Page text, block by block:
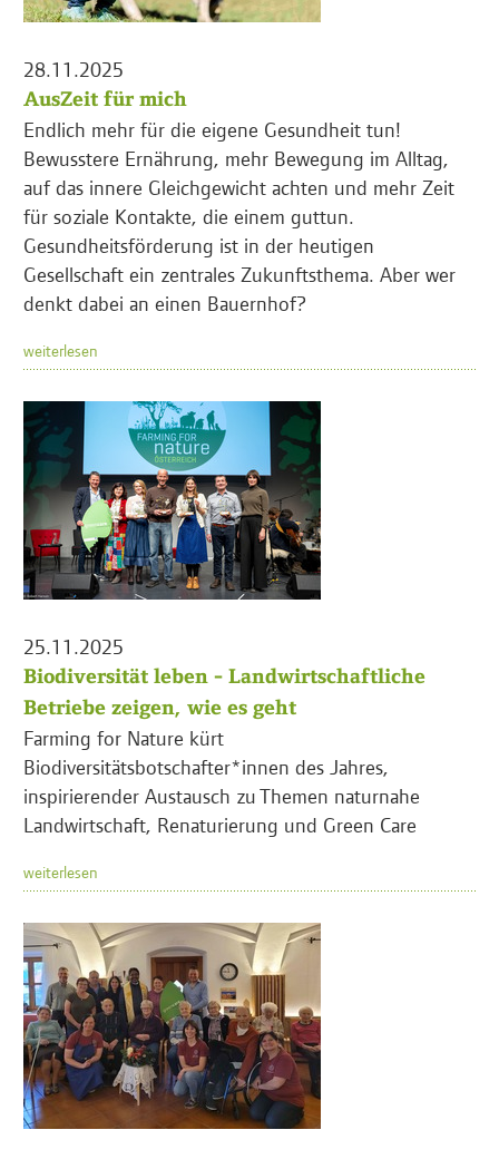
28.11.2025
AusZeit für mich
Endlich mehr für die eigene Gesundheit tun!
Bewusstere Ernährung, mehr Bewegung im Alltag,
auf das innere Gleichgewicht achten und mehr Zeit
für soziale Kontakte, die einem guttun.
Gesundheitsförderung ist in der heutigen
Gesellschaft ein zentrales Zukunftsthema. Aber wer
denkt dabei an einen Bauernhof?
weiterlesen
25.11.2025
Biodiversität leben - Landwirtschaftliche
Betriebe zeigen, wie es geht
Farming for Nature kürt
Biodiversitätsbotschafter*innen des Jahres,
inspirierender Austausch zu Themen naturnahe
Landwirtschaft, Renaturierung und Green Care
weiterlesen